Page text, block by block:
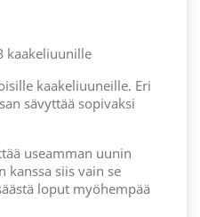
kaakeliuunille
kaakeliuuneille. Eri
sävyttää sopivaksi
useamman uunin
kanssa siis vain se
loput myöhempää